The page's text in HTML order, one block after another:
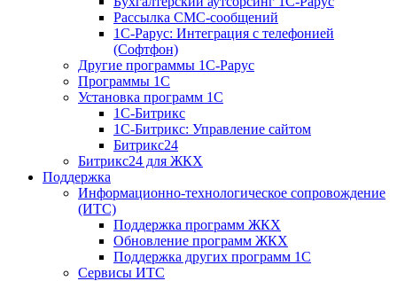
Рассылка СМС-сообщений
1С-Рарус: Интеграция с телефонией
(Софтфон)
Другие программы 1С-Рарус
Программы 1С
Установка программ 1С
1С-Битрикс
1С-Битрикс: Управление сайтом
Битрикс24
Битрикс24 для ЖКХ
Поддержка
Информационно-технологическое сопровождение
(ИТС)
Поддержка программ ЖКХ
Обновление программ ЖКХ
Поддержка других программ 1С
Сервисы ИТС